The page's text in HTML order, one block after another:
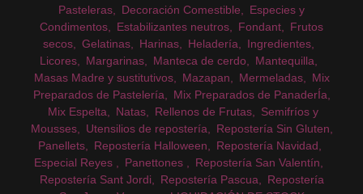
Pasteleras
Decoración Comestible
Especies y
Condimentos
Estabilizantes neutros Fondant
Frutos
secos
Gelatinas Harinas Heladería
Ingredientes
Licores
Margarinas Manteca de cerdo
Mantequilla
Masas Madre y sustitutivos
Mazapan Mermeladas
Mix
Preparados de Pastelería
Mix Preparados de PanaderÍa
Mix Espelta
Natas Rellenos de Frutas
Semifríos y
Mousses
Utensilios de repostería
Repostería Sin Gluten
Panellets
Repostería Halloween
Repostería Navidad
Especial Reyes
Panettones
Repostería San Valentín
Repostería Sant Jordi
Repostería Pascua
Repostería